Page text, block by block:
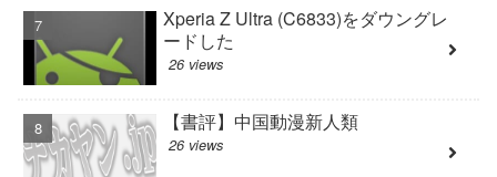
Xperia Z Ultra (C6833)をダウングレ
ードした
26 views
【書評】中国動漫新人類
26 views